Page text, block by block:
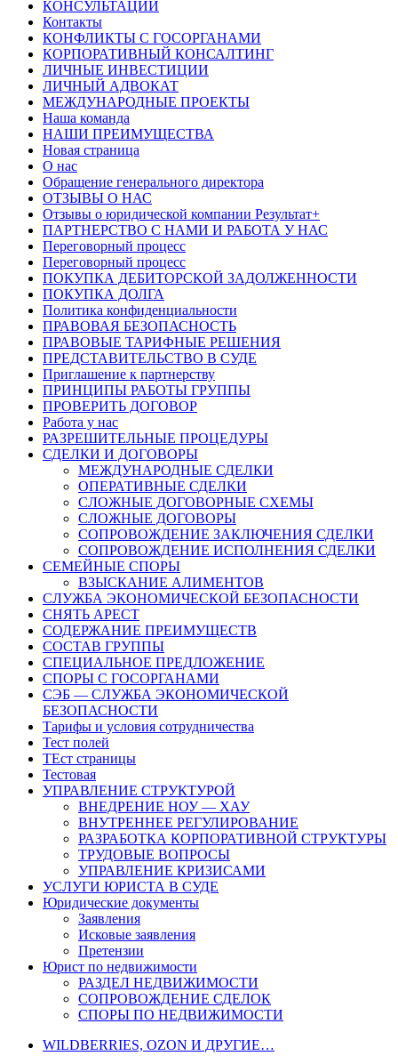
КОНСУЛЬТАЦИИ
Контакты
КОНФЛИКТЫ С ГОСОРГАНАМИ
КОРПОРАТИВНЫЙ КОНСАЛТИНГ
ЛИЧНЫЕ ИНВЕСТИЦИИ
ЛИЧНЫЙ АДВОКАТ
МЕЖДУНАРОДНЫЕ ПРОЕКТЫ
Наша команда
НАШИ ПРЕИМУЩЕСТВА
Новая страница
О нас
Обращение генерального директора
ОТЗЫВЫ О НАС
Отзывы о юридической компании Результат+
ПАРТНЕРСТВО С НАМИ И РАБОТА У НАС
Переговорный процесс
Переговорный процесс
ПОКУПКА ДЕБИТОРСКОЙ ЗАДОЛЖЕННОСТИ
ПОКУПКА ДОЛГА
Политика конфиденциальности
ПРАВОВАЯ БЕЗОПАСНОСТЬ
ПРАВОВЫЕ ТАРИФНЫЕ РЕШЕНИЯ
ПРЕДСТАВИТЕЛЬСТВО В СУДЕ
Приглашение к партнерству
ПРИНЦИПЫ РАБОТЫ ГРУППЫ
ПРОВЕРИТЬ ДОГОВОР
Работа у нас
РАЗРЕШИТЕЛЬНЫЕ ПРОЦЕДУРЫ
СДЕЛКИ И ДОГОВОРЫ
МЕЖДУНАРОДНЫЕ СДЕЛКИ
ОПЕРАТИВНЫЕ СДЕЛКИ
СЛОЖНЫЕ ДОГОВОРНЫЕ СХЕМЫ
СЛОЖНЫЕ ДОГОВОРЫ
СОПРОВОЖДЕНИЕ ЗАКЛЮЧЕНИЯ СДЕЛКИ
СОПРОВОЖДЕНИЕ ИСПОЛНЕНИЯ СДЕЛКИ
СЕМЕЙНЫЕ СПОРЫ
ВЗЫСКАНИЕ АЛИМЕНТОВ
СЛУЖБА ЭКОНОМИЧЕСКОЙ БЕЗОПАСНОСТИ
СНЯТЬ АРЕСТ
СОДЕРЖАНИЕ ПРЕИМУЩЕСТВ
СОСТАВ ГРУППЫ
СПЕЦИАЛЬНОЕ ПРЕДЛОЖЕНИЕ
СПОРЫ С ГОСОРГАНАМИ
СЭБ — СЛУЖБА ЭКОНОМИЧЕСКОЙ
БЕЗОПАСНОСТИ
Тарифы и условия сотрудничества
Тест полей
ТЕст страницы
Тестовая
УПРАВЛЕНИЕ СТРУКТУРОЙ
ВНЕДРЕНИЕ НОУ — ХАУ
ВНУТРЕННЕЕ РЕГУЛИРОВАНИЕ
РАЗРАБОТКА КОРПОРАТИВНОЙ СТРУКТУРЫ
ТРУДОВЫЕ ВОПРОСЫ
УПРАВЛЕНИЕ КРИЗИСАМИ
УСЛУГИ ЮРИСТА В СУДЕ
Юридические документы
Заявления
Исковые заявления
Претензии
Юрист по недвижимости
РАЗДЕЛ НЕДВИЖИМОСТИ
СОПРОВОЖДЕНИЕ СДЕЛОК
СПОРЫ ПО НЕДВИЖИМОСТИ
WILDBERRIES, OZON И ДРУГИЕ…